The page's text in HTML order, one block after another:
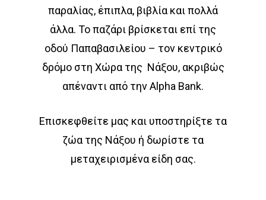
παραλίας, έπιπλα, βιβλία και πολλά
άλλα. Το παζάρι βρίσκεται επί της
οδού Παπαβασιλείου – τον κεντρικό
δρόμο στη Χώρα της Νάξου, ακριβώς
απέναντι από την Alpha Bank.
Επισκεφθείτε μας και υποστηρίξτε τα
ζώα της Νάξου ή δωρίστε τα
μεταχειρισμένα είδη σας.